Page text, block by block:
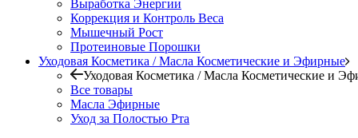
Выработка Энергии
Коррекция и Контроль Веса
Мышечный Рост
Протеиновые Порошки
Уходовая Косметика / Масла Косметические и Эфирные
Уходовая Косметика / Масла Косметические и
Все товары
Масла Эфирные
Уход за Полостью Рта